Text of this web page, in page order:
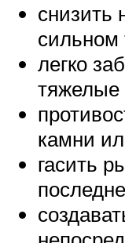
снизить
сильном
легко
тяжелые
камни
гасить